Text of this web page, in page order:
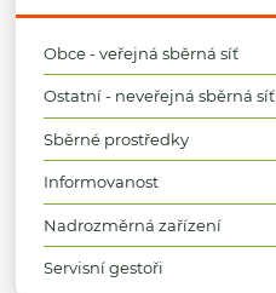
Obce - veřejná sběrná síť
Ostatní - neveřejná sběrná síť
Sběrné prostředky
Informovanost
Nadrozměrná zařízení
Servisní gestoři